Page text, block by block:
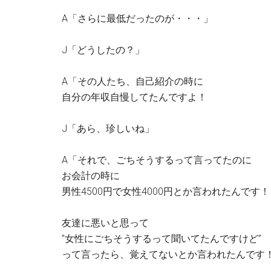
A「さらに最低だったのが・・・」
J「どうしたの？」
A「その人たち、自己紹介の時に
自分の年収自慢してたんですよ！
J「あら、珍しいね」
A「それで、ごちそうするって言ってたのに
お会計の時に
男性4500円で女性4000円とか言われたんです！
友達に悪いと思って
”女性にごちそうするって聞いてたんですけど”
って言ったら、覚えてないとか言われたんです